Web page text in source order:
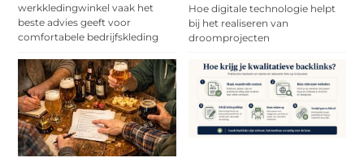
werkkledingwinkel vaak het
beste advies geeft voor
comfortabele bedrijfskleding
Hoe digitale technologie helpt
bij het realiseren van
droomprojecten